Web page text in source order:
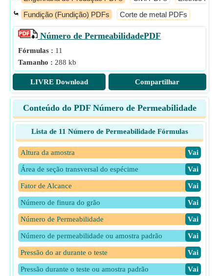
⤿ Fundição (Fundição) PDFs Corte de metal PDFs
Número de PermeabilidadePDF
Fórmulas : 11
Tamanho : 288 kb
LIVRE Download Compartilhar
Conteúdo do PDF Número de Permeabilidade
Lista de 11 Número de Permeabilidade Fórmulas
Altura da amostra ​Vai
Área de seção transversal do espécime ​Vai
Fator de Alcance ​Vai
Número de finura do grão ​Vai
Número de Permeabilidade ​Vai
Número de permeabilidade ou amostra padrão ​Vai
Pressão do ar durante o teste ​Vai
Pressão durante o teste ou amostra padrão ​Vai